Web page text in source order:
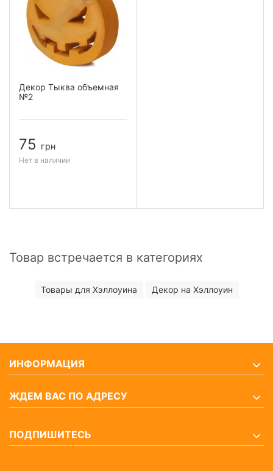
Декор Тыква объемная
№2
75 грн
Нет в наличии
Товар встречается в категориях
Товары для Хэллоуина Декор на Хэллоуин
ИНФОРМАЦИЯ
ЖДЕМ ВАС ПО АДРЕСУ
ПОДПИШИТЕСЬ